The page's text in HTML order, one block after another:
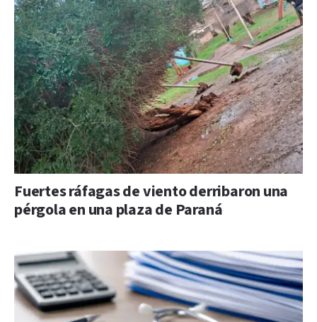
Fuertes ráfagas de viento derribaron una
pérgola en una plaza de Paraná